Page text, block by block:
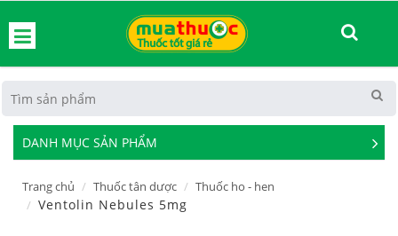
DANH MỤC SẢN PHẨM
See
Trang chủ Thuốc tân dược Thuốc ho - hen
Ventolin Nebules 5mg